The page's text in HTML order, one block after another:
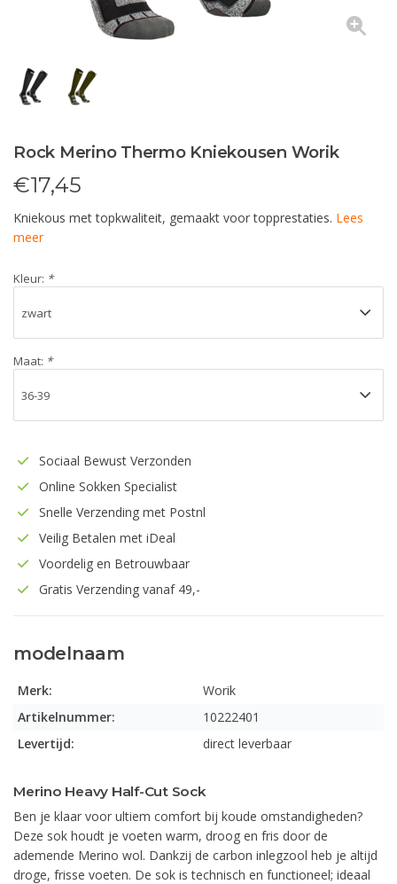
Rock Merino Thermo Kniekousen Worik
€17,45
Kniekous met topkwaliteit, gemaakt voor topprestaties. Lees
meer
Kleur: *
Maat: *
Sociaal Bewust Verzonden
Online Sokken Specialist
Snelle Verzending met Postnl
Veilig Betalen met iDeal
Voordelig en Betrouwbaar
Gratis Verzending vanaf 49,-
modelnaam
Merk:
Worik
Artikelnummer:
10222401
Levertijd:
direct leverbaar
Merino Heavy Half-Cut Sock
Ben je klaar voor ultiem comfort bij koude omstandigheden?
Deze sok houdt je voeten warm, droog en fris door de
ademende Merino wol. Dankzij de carbon inlegzool heb je altijd
droge, frisse voeten. De sok is technisch en functioneel; ideaal